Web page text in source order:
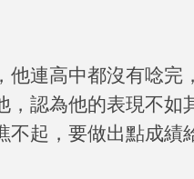
連高中都沒有唸完
認為他的表現不如
起，要做出點成績